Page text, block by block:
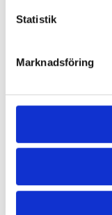
Statistik
Marknadsföring